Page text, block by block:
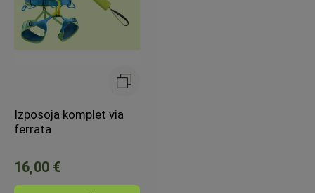
Izposoja komplet via
ferrata
16,00 €